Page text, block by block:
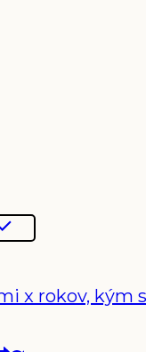
x rokov, kým